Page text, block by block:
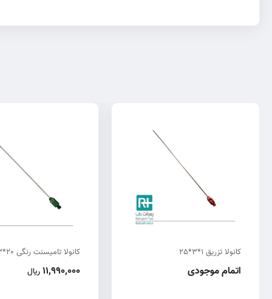
کانولا تزریق 1*3*25
اتمام موجودی
کانولا تامیسنت رنگی 20*3*20
11,990,000 ریال